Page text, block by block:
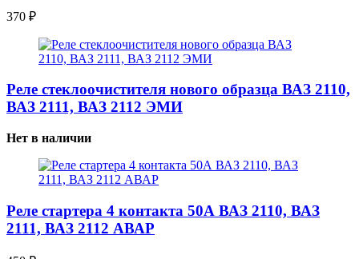
370 ₽
Реле стеклоочистителя нового образца ВАЗ 2110,
ВАЗ 2111, ВАЗ 2112 ЭМИ
Нет в наличии
Реле стартера 4 контакта 50А ВАЗ 2110, ВАЗ
2111, ВАЗ 2112 АВАР